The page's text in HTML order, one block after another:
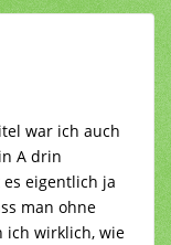
war ich auch
A drin
eigentlich ja
man ohne
ich wirklich, wie